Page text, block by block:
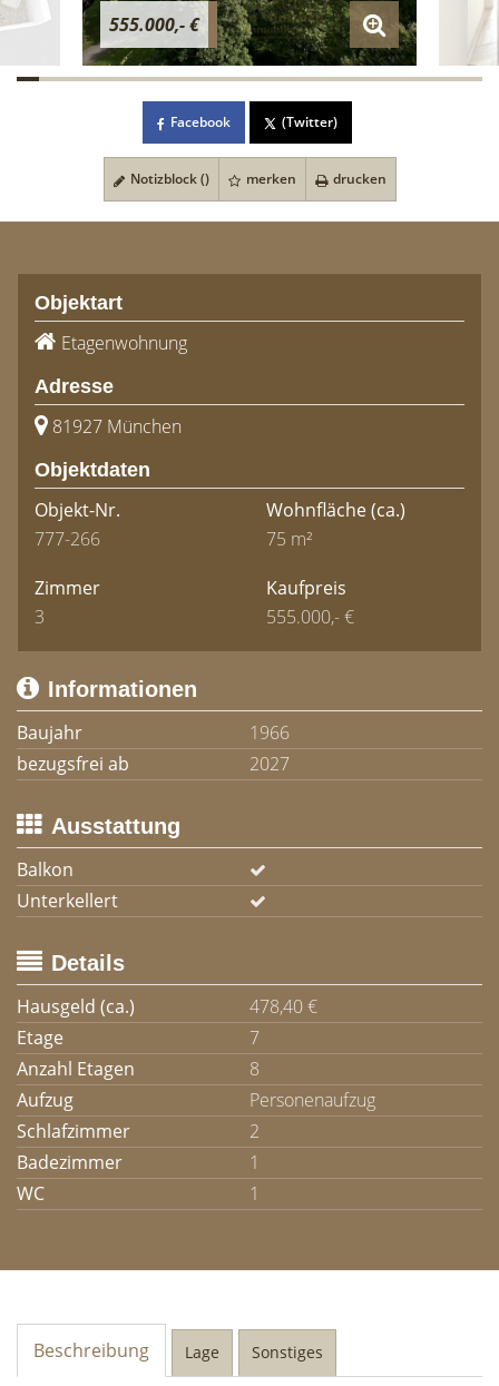
555.000,- €
Facebook (Twitter)
Notizblock () merken drucken
Objektart
Etagenwohnung
Adresse
81927 München
Objektdaten
Objekt-Nr.
777-266
Wohnfläche(ca.)
75 m²
Zimmer
3
Kaufpreis
555.000,- €
Informationen
Baujahr
1966
bezugsfrei ab
2027
Ausstattung
Balkon
Unterkellert
Details
Hausgeld (ca.)
478,40 €
Etage
7
Anzahl Etagen
8
Aufzug
Personenaufzug
Schlafzimmer
2
Badezimmer
1
WC
1
Beschreibung Lage Sonstiges